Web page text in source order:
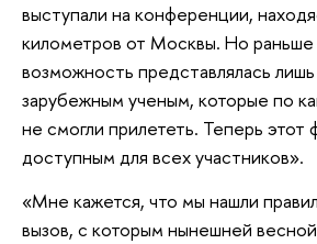
выступали на конференции,
километров от Москвы. Но раньше
возможность представлялась
зарубежным ученым, которые по
не смогли прилететь. Теперь этот
доступным для всех участников».
«Мне кажется, что мы нашли
вызов, с которым нынешней весной